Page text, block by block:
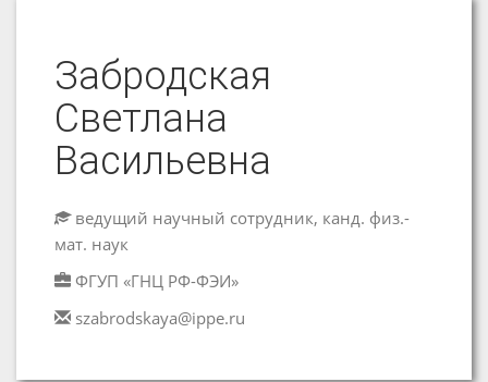
Забродская
Светлана
Васильевна
ведущий научный сотрудник, канд. физ.-
мат. наук
ФГУП «ГНЦ РФ-ФЭИ»
szabrodskaya@ippe.ru